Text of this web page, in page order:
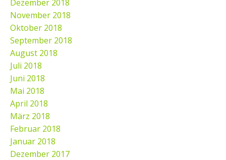
Dezember 2018
November 2018
Oktober 2018
September 2018
August 2018
Juli 2018
Juni 2018
Mai 2018
April 2018
März 2018
Februar 2018
Januar 2018
Dezember 2017